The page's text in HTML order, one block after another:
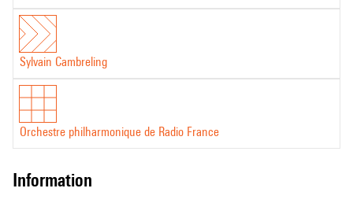
Sylvain Cambreling
Orchestre philharmonique de Radio France
information